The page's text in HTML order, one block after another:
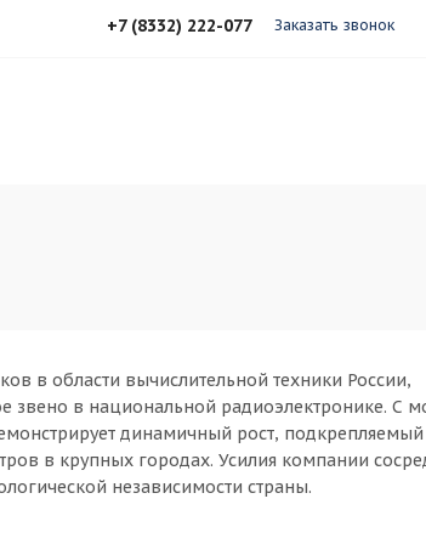
+7 (8332) 222-077 Заказать звонок
в области вычислительной техники России,
звено в национальной радиоэлектронике. С
динамичный рост,
в крупных городах. Усилия компании
независимости страны.